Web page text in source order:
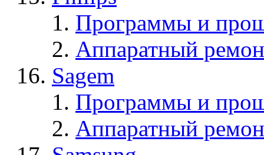
Программы и
Аппаратный
Sagem
Программы и
Аппаратный